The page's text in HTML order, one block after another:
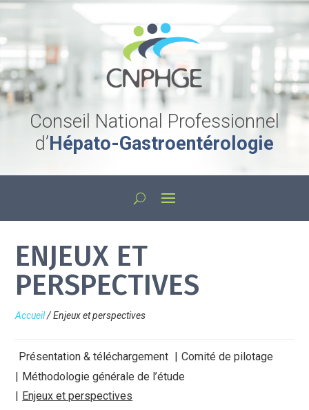
Conseil National Professionnel
d’Hépato-Gastroentérologie
ENJEUX ET
PERSPECTIVES
Accueil/Enjeux et perspectives
Présentation & téléchargement
Comité de pilotage
Méthodologie générale de l’étude
Enjeux et perspectives